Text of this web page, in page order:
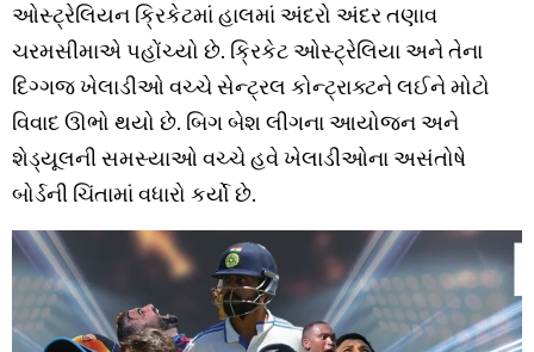
ઓસ્ટ્રેલિયન ક્રિકેટમાં હાલમાં અંદરો અંદર તણાવ
ચરમસીમાએ પહોંચ્યો છે. ક્રિકેટ ઓસ્ટ્રેલિયા અને તેના
દિગ્ગજ ખેલાડીઓ વચ્ચે સેન્ટ્રલ કોન્ટ્રાક્ટને લઈને મોટો
વિવાદ ઊભો થયો છે. બિગ બેશ લીગના આયોજન અને
શેડ્યૂલની સમસ્યાઓ વચ્ચે હવે ખેલાડીઓના અસંતોષે
બોર્ડની ચિંતામાં વધારો કર્યો છે.